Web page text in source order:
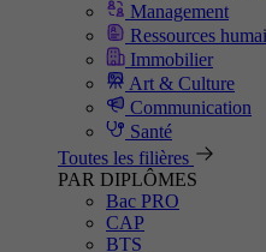
Management
Ressources
Immobilier
Art & Culture
Communication
Santé
Toutes les filières
PAR DIPLÔMES
Bac PRO
CAP
BTS